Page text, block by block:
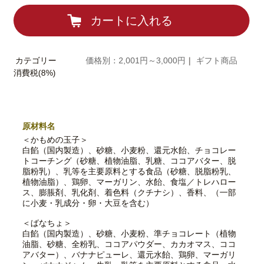
カートに入れる
カテゴリー 価格別：2,001円～3,000円 ｜ ギフト商品
消費税(8%)
原材料名
＜かもめの玉子＞
白餡（国内製造）、砂糖、小麦粉、還元水飴、チョコレー
トコーチング（砂糖、植物油脂、乳糖、ココアバター、脱
脂粉乳）、乳等を主要原料とする食品（砂糖、脱脂粉乳、
植物油脂）、鶏卵、マーガリン、水飴、食塩／トレハロー
ス、膨脹剤、乳化剤、着色料（クチナシ）、香料、（一部
に小麦・乳成分・卵・大豆を含む）
＜ばなちょ＞
白餡（国内製造）、砂糖、小麦粉、準チョコレート（植物
油脂、砂糖、全粉乳、ココアパウダー、カカオマス、ココ
アバター）、バナナピューレ、還元水飴、鶏卵、マーガリ